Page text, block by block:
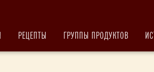
РЕЦЕПТЫ ГРУППЫ ПРОДУКТОВ